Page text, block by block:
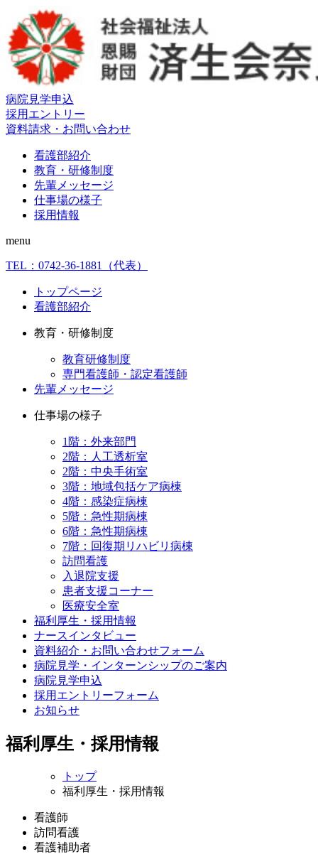
病院見学申込
採用エントリー
資料請求・お問い合わせ
看護部紹介
教育・研修制度
先輩メッセージ
仕事場の様子
採用情報
menu
TEL： 0742-36-1881 （代表）
トップページ
看護部紹介
教育・研修制度
教育研修制度
専門看護師・認定看護師
先輩メッセージ
仕事場の様子
1階：外来部門
2階：人工透析室
2階：中央手術室
3階：地域包括ケア病棟
4階：感染症病棟
5階：急性期病棟
6階：急性期病棟
7階：回復期リハビリ病棟
訪問看護
入退院支援
患者支援コーナー
医療安全室
福利厚生・採用情報
ナースインタビュー
資料紹介・お問い合わせフォーム
病院見学・インターンシップのご案内
病院見学申込
採用エントリーフォーム
お知らせ
福利厚生・採用情報
トップ
福利厚生・採用情報
看護師
訪問看護
看護補助者